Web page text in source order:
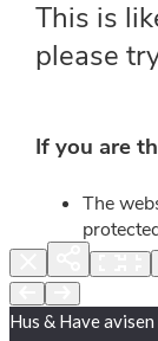
Hus & Have